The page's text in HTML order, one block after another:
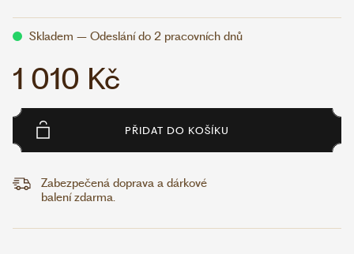
Skladem – Odeslání do 2 pracovních dnů
1 010 Kč
PŘIDAT DO KOŠÍKU
Zabezpečená doprava a dárkové
balení zdarma.